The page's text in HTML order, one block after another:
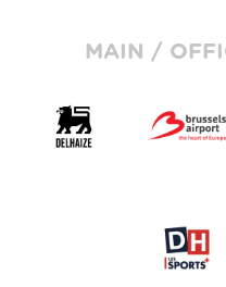
MAIN /